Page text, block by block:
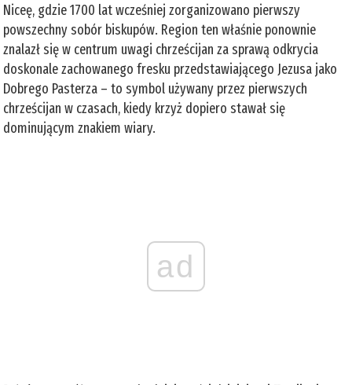
Niceę, gdzie 1700 lat wcześniej zorganizowano pierwszy
powszechny sobór biskupów. Region ten właśnie ponownie
znalazł się w centrum uwagi chrześcijan za sprawą odkrycia
doskonale zachowanego fresku przedstawiającego Jezusa jako
Dobrego Pasterza – to symbol używany przez pierwszych
chrześcijan w czasach, kiedy krzyż dopiero stawał się
dominującym znakiem wiary.
ad